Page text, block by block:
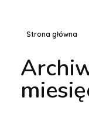
Strona główna